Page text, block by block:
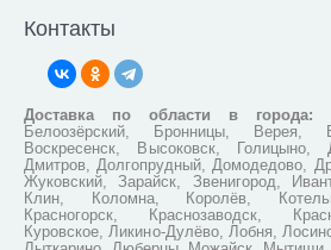
Контакты
Доставка по области в города:
Белоозёрский, Бронницы, Верея,
Воскресенск, Высоковск, Голицыно,
Дмитров, Долгопрудный, Домодедово,
Жуковский, Зарайск, Звенигород,
Клин, Коломна, Королёв,
Красногорск, Краснозаводск,
Куровское, Ликино-Дулёво, Лобня,